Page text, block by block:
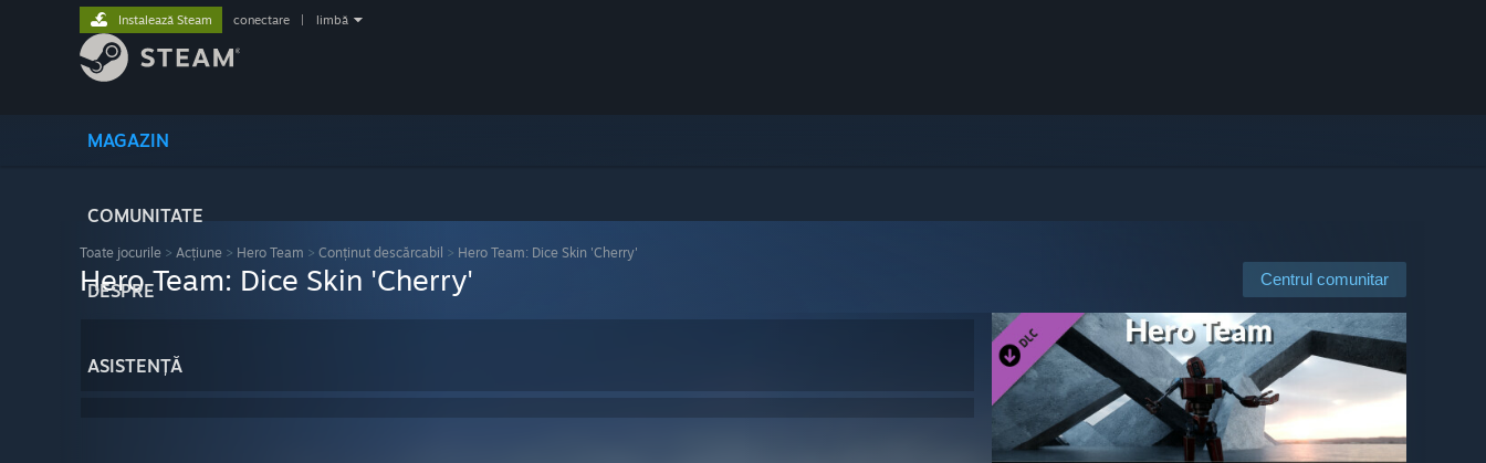
MAGAZIN
COMUNITATE
DESPRE
ASISTENȚĂ
Instalează Steam conectare limbă
Toate jocurile > Acțiune > Hero Team > Conținut descărcabil > Hero Team: Dice Skin 'Cherry'
Centrul comunitar
Hero Team: Dice Skin 'Cherry'